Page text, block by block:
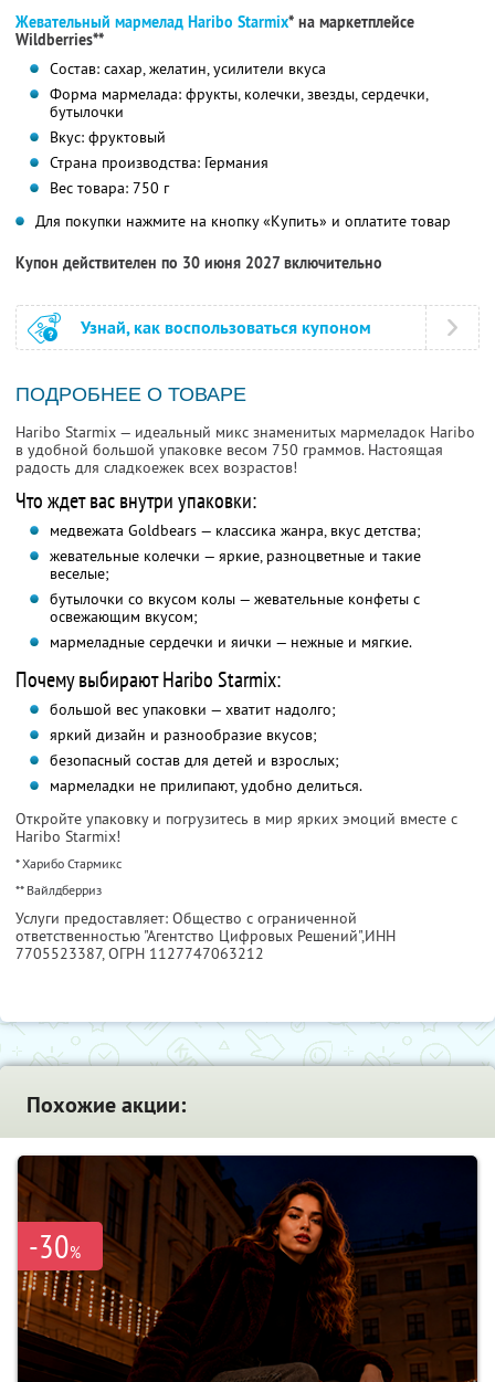
Жевательный мармелад Haribo Starmix* на маркетплейсе
Wildberries**
Состав: сахар, желатин, усилители вкуса
Форма мармелада: фрукты, колечки, звезды, сердечки,
бутылочки
Вкус: фруктовый
Страна производства: Германия
Вес товара: 750 г
Для покупки нажмите на кнопку «Купить» и оплатите товар
Купон действителен по 30 июня 2027 включительно
Узнай, как воспользоваться купоном
ПОДРОБНЕЕ О ТОВАРЕ
Haribo Starmix — идеальный микс знаменитых мармеладок Haribo
в удобной большой упаковке весом 750 граммов. Настоящая
радость для сладкоежек всех возрастов!
Что ждет вас внутри упаковки:
медвежата Goldbears — классика жанра, вкус детства;
жевательные колечки — яркие, разноцветные и такие
веселые;
бутылочки со вкусом колы — жевательные конфеты с
освежающим вкусом;
мармеладные сердечки и яички — нежные и мягкие.
Почему выбирают Haribo Starmix:
большой вес упаковки — хватит надолго;
яркий дизайн и разнообразие вкусов;
безопасный состав для детей и взрослых;
мармеладки не прилипают, удобно делиться.
Откройте упаковку и погрузитесь в мир ярких эмоций вместе с
Haribo Starmix!
* Харибо Стармикс
** Вайлдберриз
Услуги предоставляет: Общество с ограниченной
ответственностью "Агентство Цифровых Решений",ИНН
7705523387, ОГРН 1127747063212
Похожие акции:
-30%